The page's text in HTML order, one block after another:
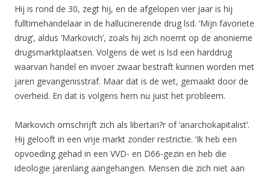
Hij is rond de 30, zegt hij, en de afgelopen vier jaar is hij
fulltimehandelaar in de hallucinerende drug lsd. ‘Mijn favoriete
drug’, aldus ‘Markovich’, zoals hij zich noemt op de anonieme
drugsmarktplaatsen. Volgens de wet is lsd een harddrug
waarvan handel en invoer zwaar bestraft kunnen worden met
jaren gevangenisstraf. Maar dat is de wet, gemaakt door de
overheid. En dat is volgens hem nu juist het probleem.
Markovich omschrijft zich als libertari?r of ‘anarchokapitalist’.
Hij gelooft in een vrije markt zonder restrictie. ‘Ik heb een
opvoeding gehad in een VVD- en D66-gezin en heb die
ideologie jarenlang aangehangen. Mensen die zich niet aan